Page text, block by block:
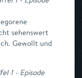
sehenswert
Gewollt und
1 - Episode